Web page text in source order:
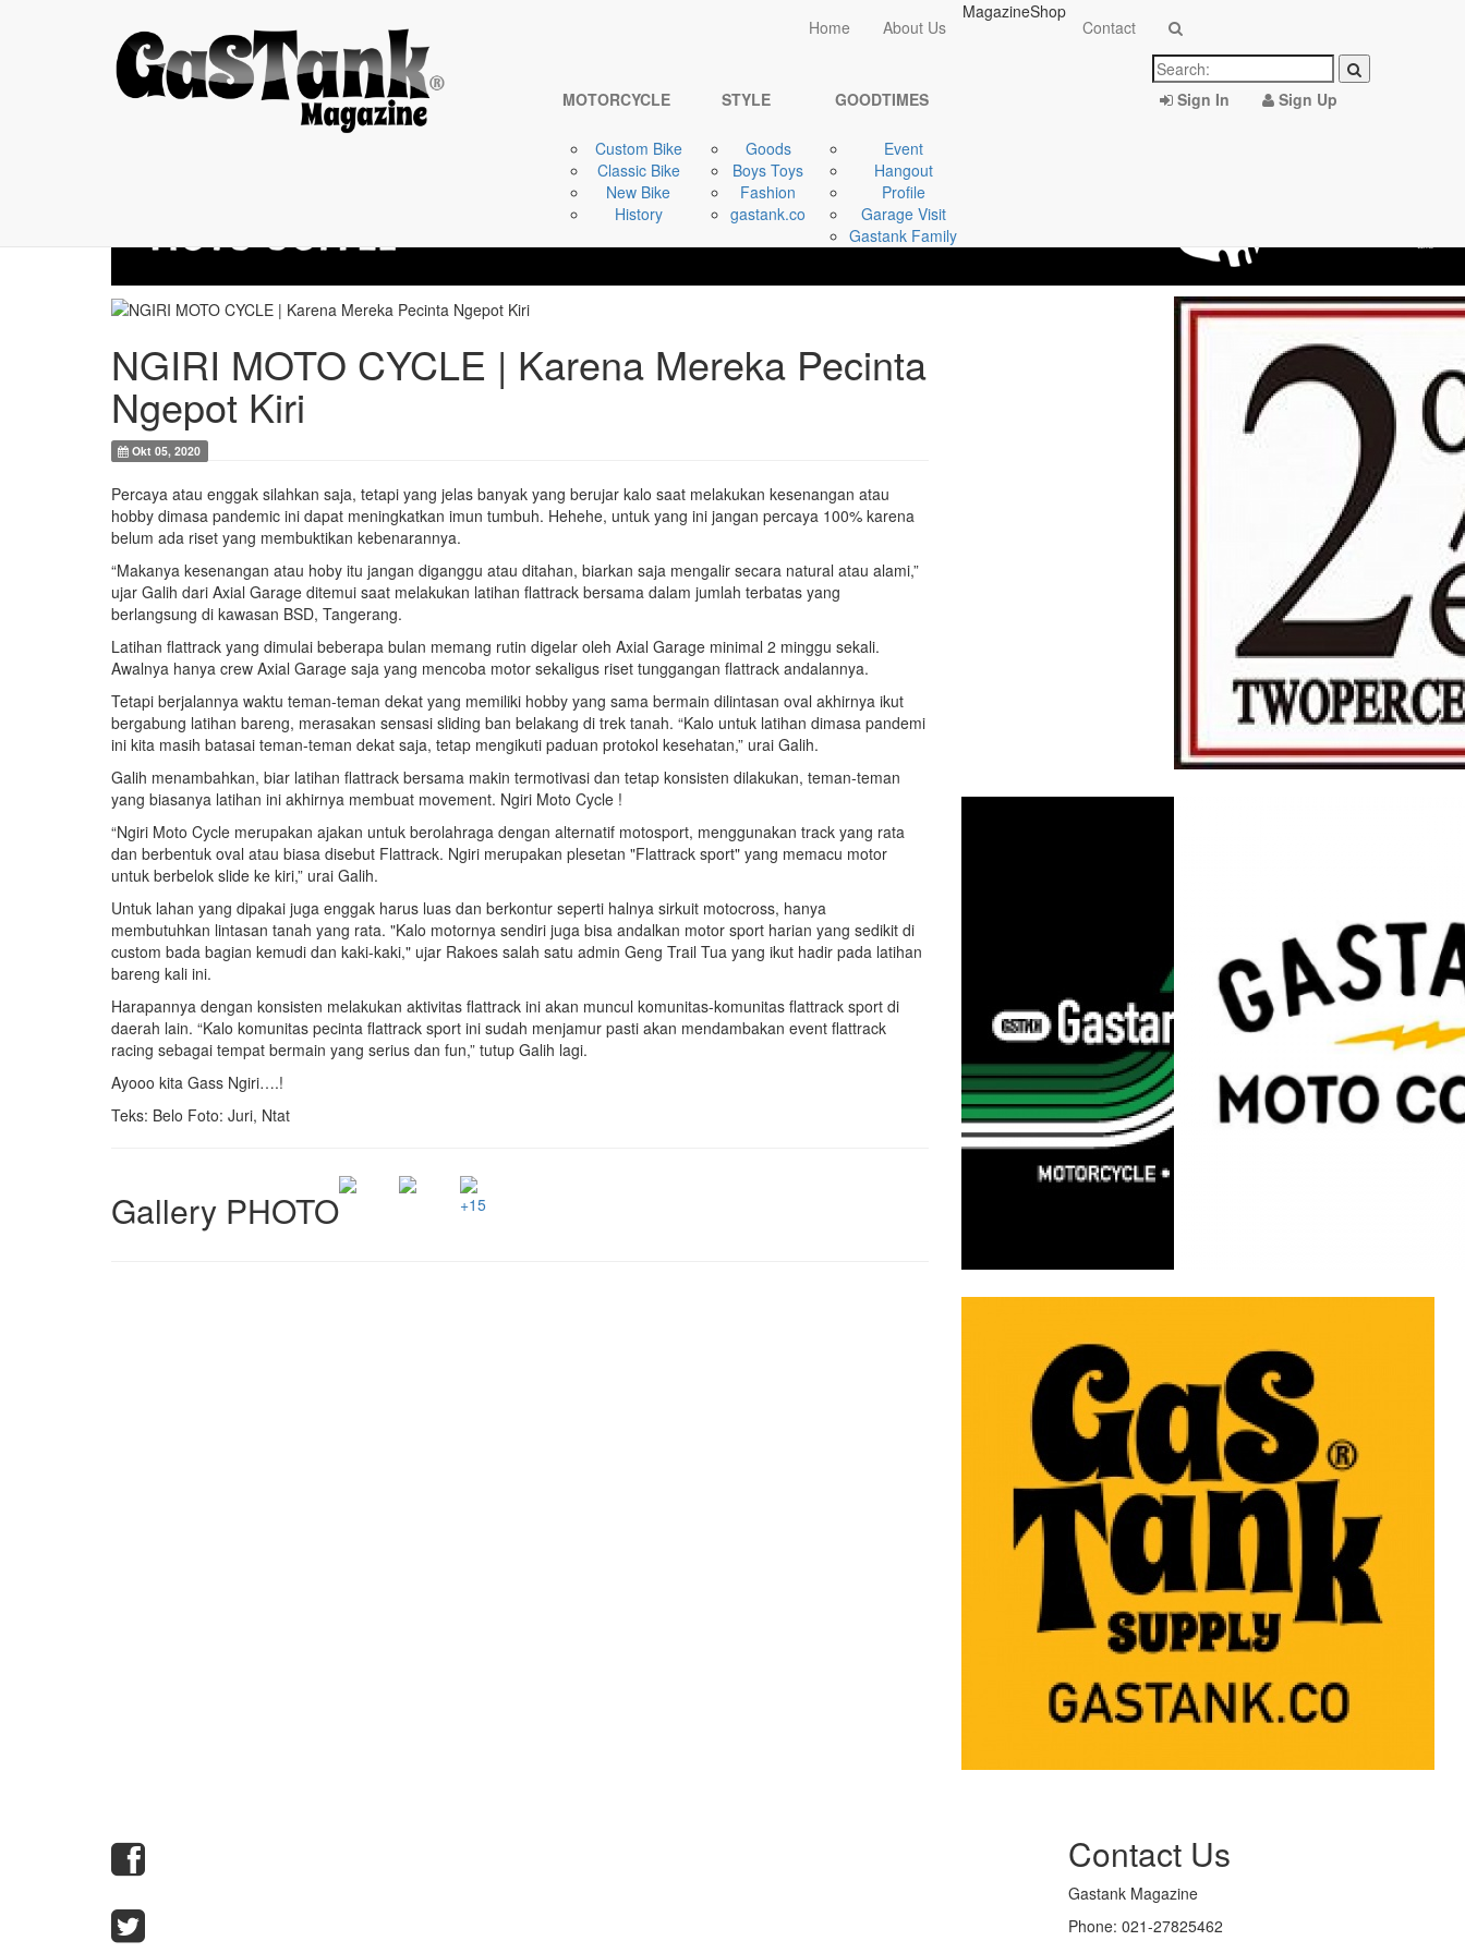
Home About Us
MagazineShop
Contact
MOTORCYCLE
Custom Bike
Classic Bike
New Bike
History
STYLE
Goods
Boys Toys
Fashion
gastank.co
GOODTIMES
Event
Hangout
Profile
Garage Visit
Gastank Family
Sign In Sign Up
NGIRI MOTO CYCLE | ...
Home
GOODTIMES
NGIRI MOTO CYCLE | Karena Mereka Pecinta
Ngepot Kiri
Okt 05, 2020
Percaya atau enggak silahkan saja, tetapi yang jelas banyak yang berujar kalo saat melakukan kesenangan atau
hobby dimasa pandemic ini dapat meningkatkan imun tumbuh. Hehehe, untuk yang ini jangan percaya 100% karena
belum ada riset yang membuktikan kebenarannya.
“Makanya kesenangan atau hoby itu jangan diganggu atau ditahan, biarkan saja mengalir secara natural atau alami,”
ujar Galih dari Axial Garage ditemui saat melakukan latihan flattrack bersama dalam jumlah terbatas yang
berlangsung di kawasan BSD, Tangerang.
Latihan flattrack yang dimulai beberapa bulan memang rutin digelar oleh Axial Garage minimal 2 minggu sekali.
Awalnya hanya crew Axial Garage saja yang mencoba motor sekaligus riset tunggangan flattrack andalannya.
Tetapi berjalannya waktu teman-teman dekat yang memiliki hobby yang sama bermain dilintasan oval akhirnya ikut
bergabung latihan bareng, merasakan sensasi sliding ban belakang di trek tanah. “Kalo untuk latihan dimasa pandemi
ini kita masih batasai teman-teman dekat saja, tetap mengikuti paduan protokol kesehatan,” urai Galih.
Galih menambahkan, biar latihan flattrack bersama makin termotivasi dan tetap konsisten dilakukan, teman-teman
yang biasanya latihan ini akhirnya membuat movement. Ngiri Moto Cycle !
“Ngiri Moto Cycle merupakan ajakan untuk berolahraga dengan alternatif motosport, menggunakan track yang rata
dan berbentuk oval atau biasa disebut Flattrack. Ngiri merupakan plesetan "Flattrack sport" yang memacu motor
untuk berbelok slide ke kiri,” urai Galih.
Untuk lahan yang dipakai juga enggak harus luas dan berkontur seperti halnya sirkuit motocross, hanya
membutuhkan lintasan tanah yang rata. "Kalo motornya sendiri juga bisa andalkan motor sport harian yang sedikit di
custom bada bagian kemudi dan kaki-kaki," ujar Rakoes salah satu admin Geng Trail Tua yang ikut hadir pada latihan
bareng kali ini.
Harapannya dengan konsisten melakukan aktivitas flattrack ini akan muncul komunitas-komunitas flattrack sport di
daerah lain. “Kalo komunitas pecinta flattrack sport ini sudah menjamur pasti akan mendambakan event flattrack
racing sebagai tempat bermain yang serius dan fun,” tutup Galih lagi.
Ayooo kita Gass Ngiri….!
Teks: Belo Foto: Juri, Ntat
Gallery PHOTO +15
Contact Us
Gastank Magazine
Phone: 021-27825462